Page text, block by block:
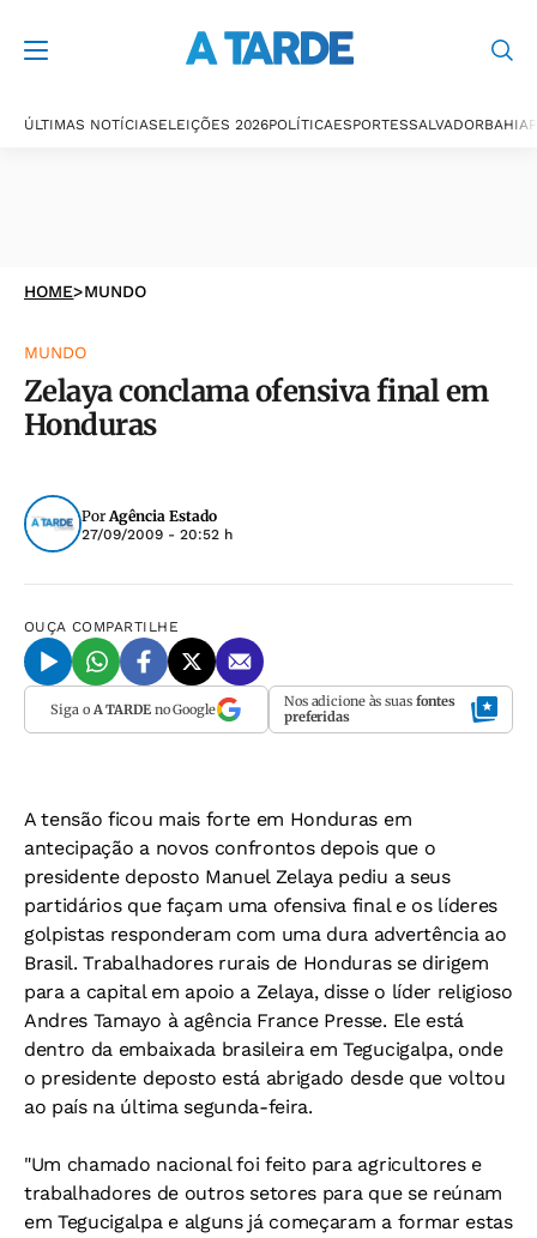
ÚLTIMAS NOTÍCIASELEIÇÕES 2026POLÍTICAESPORTESSALVADORBAHIA
HOME>MUNDO
MUNDO
Zelaya conclama ofensiva final em
Honduras
PorAgência Estado
27/09/2009 - 20:52 h
OUÇA COMPARTILHE
Siga o A TARDEno Google Nos adicione às suas fontes
preferidas
A tensão ficou mais forte em Honduras em
antecipação a novos confrontos depois que o
presidente deposto Manuel Zelaya pediu a seus
partidários que façam uma ofensiva final e os líderes
golpistas responderam com uma dura advertência ao
Brasil. Trabalhadores rurais de Honduras se dirigem
para a capital em apoio a Zelaya, disse o líder religioso
Andres Tamayo à agência France Presse. Ele está
dentro da embaixada brasileira em Tegucigalpa, onde
o presidente deposto está abrigado desde que voltou
ao país na última segunda-feira.
"Um chamado nacional foi feito para agricultores e
trabalhadores de outros setores para que se reúnam
em Tegucigalpa e alguns já começaram a formar estas